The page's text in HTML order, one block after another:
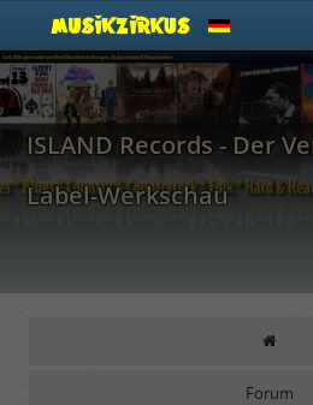
ISLAND Records - Der
Label-Werkschau
Forum